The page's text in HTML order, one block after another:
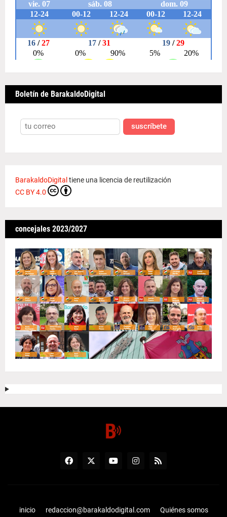
Boletín de BarakaldoDigital
suscríbete
BarakaldoDigital tiene una licencia de reutilización
CC BY 4.0
concejales 2023/2027
inicio redaccion@barakaldodigital.com Quiénes somos